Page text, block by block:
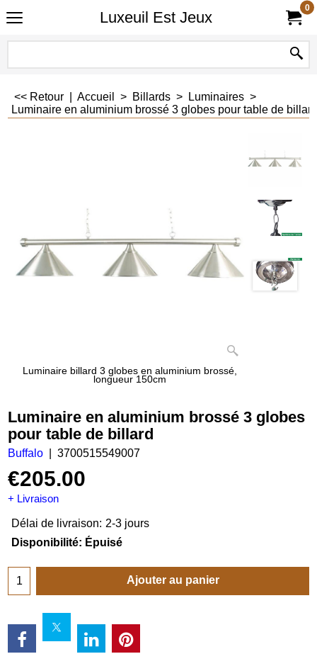
Luxeuil Est Jeux
0
<< Retour Accueil > Billards > Luminaires >
Luminaire en aluminium brossé 3 globes pour table de billard
Luminaire billard 3 globes en aluminium brossé,
longueur 150cm
Luminaire en aluminium brossé 3 globes
pour table de billard
Buffalo 3700515549007
€205.00
+ Livraison
Délai de livraison: 2-3 jours
Disponibilité: Épuisé
Ajouter au panier